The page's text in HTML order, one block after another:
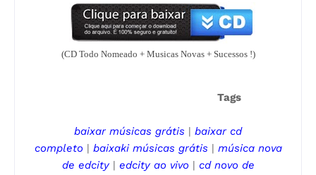
(CD Todo Nomeado + Musicas Novas + Sucessos !)
Tags
baixar músicas grátis | baixar cd
completo | baixaki músicas grátis | música nova
de edcity | edcity ao vivo | cd novo de